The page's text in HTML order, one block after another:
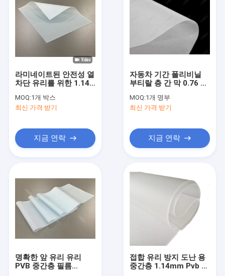
우리에 대하여
공장 여행
라미네이트된 안전성 열
차단 유리를 위한 1.14
닐 부티랄 층 간 막
MOQ:1개 박스
최신 가격 받기
지금 연락
자동차 기간 폴리비닐
부티랄 층 간 막 0.76 밀
MOQ:1개 명부
최신 가격 받기
지금 연락
명확한 앞 유리 유리
PVB 중간층 필름
접합 유리 방지 도난 용
중간층 1.14mm Pvb 필